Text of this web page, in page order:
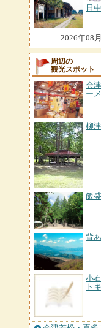
日
2026年08
周辺の
観光スポット
会
ー
柳
飯
背
小
ト